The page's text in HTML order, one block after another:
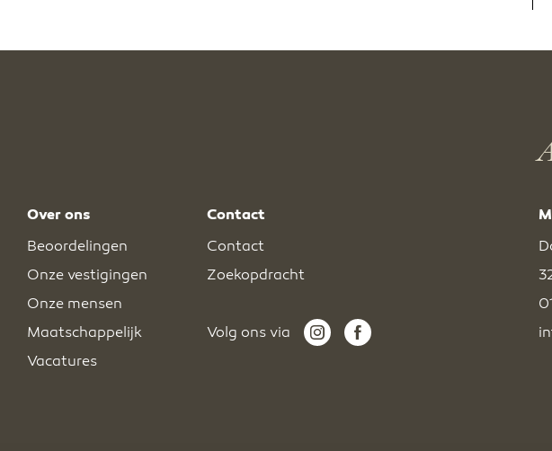
Over ons
Beoordelingen
Onze vestigingen
Onze mensen
Maatschappelijk
Vacatures
Contact
Contact
Zoekopdracht
Volg ons via